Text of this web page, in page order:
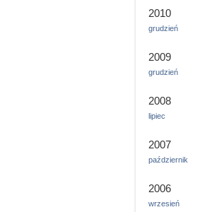
2010
grudzień
2009
grudzień
2008
lipiec
2007
październik
2006
wrzesień